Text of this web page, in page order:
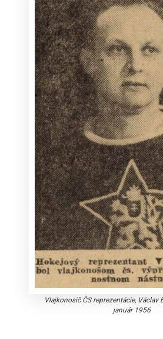
Vlajkonosič ČS reprezentácie, Václav
január 1956